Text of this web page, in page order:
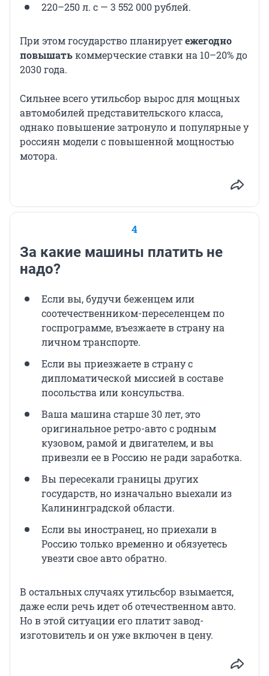
220–250 л. с — 3 552 000 рублей.
При этом государство планируетежегодно
повышатькоммерческие ставки на 10–20% до
2030 года.
Сильнее всего утильсбор вырос для мощных
автомобилей представительского класса,
однако повышение затронуло и популярные у
россиян модели с повышенной мощностью
мотора.
4
За какие машины платить не
надо?
Если вы, будучи беженцем или
соотечественником-переселенцем по
госпрограмме, въезжаете в страну на
личном транспорте.
Если вы приезжаете в страну с
дипломатической миссией в составе
посольства или консульства.
Ваша машина старше 30 лет, это
оригинальное ретро-авто с родным
кузовом, рамой и двигателем, ивы
привезли ее в Россию не ради заработка.
Вы пересекали границы других
государств, но изначально выехали из
Калининградской области.
Если вы иностранец, но приехали в
Россию только временно и обязуетесь
увезти свое авто обратно.
В остальных случаях утильсбор взымается,
даже если речь идет об отечественном авто.
Но в этой ситуации его платит завод-
изготовитель и он уже включен в цену.